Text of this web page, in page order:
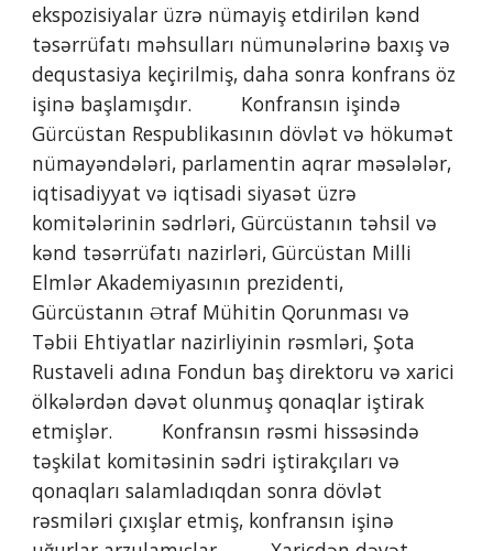
ekspozisiyalar üzrə nümayiş etdirilən kənd
təsərrüfatı məhsulları nümunələrinə baxış və
dequstasiya keçirilmiş, daha sonra konfrans öz
işinə başlamışdır.         Konfransın işində
Gürcüstan Respublikasının dövlət və hökumət
nümayəndələri, parlamentin aqrar məsələlər,
iqtisadiyyat və iqtisadi siyasət üzrə
komitələrinin sədrləri, Gürcüstanın təhsil və
kənd təsərrüfatı nazirləri, Gürcüstan Milli
Elmlər Akademiyasının prezidenti,
Gürcüstanın Ətraf Mühitin Qorunması və
Təbii Ehtiyatlar nazirliyinin rəsmləri, Şota
Rustaveli adına Fondun baş direktoru və xarici
ölkələrdən dəvət olunmuş qonaqlar iştirak
etmişlər.         Konfransın rəsmi hissəsində
təşkilat komitəsinin sədri iştirakçıları və
qonaqları salamladıqdan sonra dövlət
rəsmiləri çıxışlar etmiş, konfransın işinə